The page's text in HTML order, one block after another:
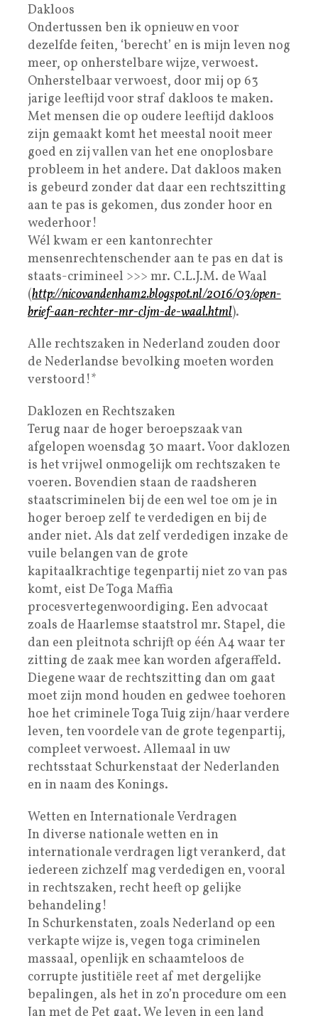
Dakloos
Ondertussen ben ik opnieuw en voor
dezelfde feiten, ‘berecht’ en is mijn leven nog
meer, op onherstelbare wijze, verwoest.
Onherstelbaar verwoest, door mij op 63
jarige leeftijd voor straf dakloos te maken.
Met mensen die op oudere leeftijd dakloos
zijn gemaakt komt het meestal nooit meer
goed en zij vallen van het ene onoplosbare
probleem in het andere. Dat dakloos maken
is gebeurd zonder dat daar een rechtszitting
aan te pas is gekomen, dus zonder hoor en
wederhoor!
Wél kwam er een kantonrechter
mensenrechtenschender aan te pas en dat is
staats-crimineel >>> mr. C.L.J.M. de Waal
(http://nicovandenham2.blogspot.nl/2016/03/open-
brief-aan-rechter-mr-cljm-de-waal.html).
Alle rechtszaken in Nederland zouden door
de Nederlandse bevolking moeten worden
verstoord!*
Daklozen en Rechtszaken
Terug naar de hoger beroepszaak van
afgelopen woensdag 30 maart. Voor daklozen
is het vrijwel onmogelijk om rechtszaken te
voeren. Bovendien staan de raadsheren
staatscriminelen bij de een wel toe om je in
hoger beroep zelf te verdedigen en bij de
ander niet. Als dat zelf verdedigen inzake de
vuile belangen van de grote
kapitaalkrachtige tegenpartij niet zo van pas
komt, eist De Toga Maffia
procesvertegenwoordiging. Een advocaat
zoals de Haarlemse staatstrol mr. Stapel, die
dan een pleitnota schrijft op één A4 waar ter
zitting de zaak mee kan worden afgeraffeld.
Diegene waar de rechtszitting dan om gaat
moet zijn mond houden en gedwee toehoren
hoe het criminele Toga Tuig zijn/haar verdere
leven, ten voordele van de grote tegenpartij,
compleet verwoest. Allemaal in uw
rechtsstaat Schurkenstaat der Nederlanden
en in naam des Konings.
Wetten en Internationale Verdragen
In diverse nationale wetten en in
internationale verdragen ligt verankerd, dat
iedereen zichzelf mag verdedigen en, vooral
in rechtszaken, recht heeft op gelijke
behandeling!
In Schurkenstaten, zoals Nederland op een
verkapte wijze is, vegen toga criminelen
massaal, openlijk en schaamteloos de
corrupte justitiële reet af met dergelijke
bepalingen, als het in zo’n procedure om een